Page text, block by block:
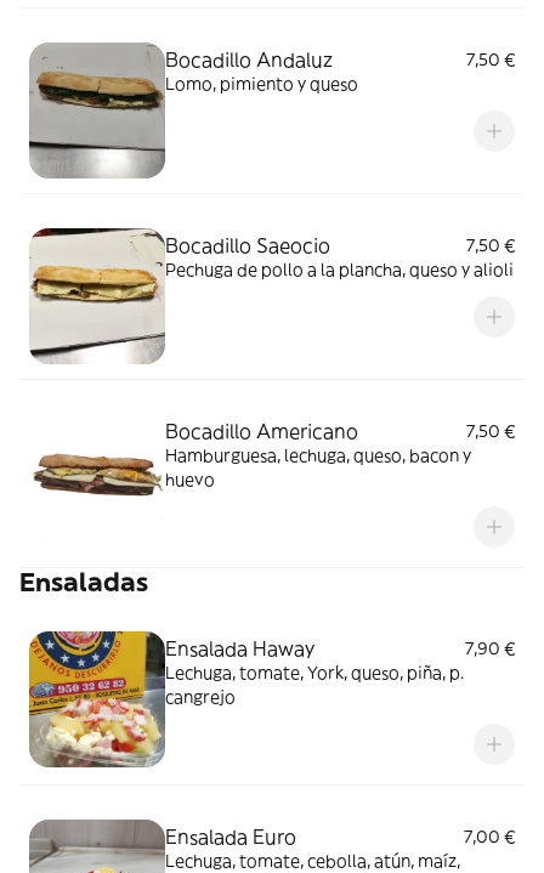
Bocadillo Andaluz
7,50 €
Lomo, pimiento y queso
Bocadillo Saeocio
7,50 €
Pechuga de pollo a la plancha, queso y alioli
Bocadillo Americano
7,50 €
Hamburguesa, lechuga, queso, bacon y
huevo
Ensaladas
Ensalada Haway
7,90 €
Lechuga, tomate, York, queso, piña, p.
cangrejo
Ensalada Euro
7,00 €
Lechuga, tomate, cebolla, atún, maíz,